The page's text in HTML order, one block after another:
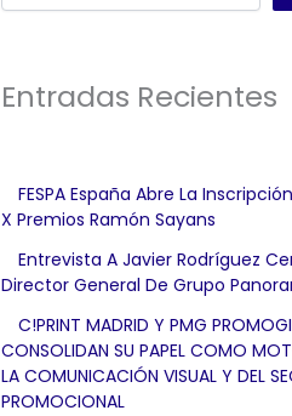
Entradas Recientes
FESPA España Abre La
X Premios Ramón Sayans
Entrevista A Javier Rodríguez
Director General De Grupo
C!PRINT MADRID Y PMG
CONSOLIDAN SU PAPEL COMO
LA COMUNICACIÓN VISUAL Y DEL
PROMOCIONAL